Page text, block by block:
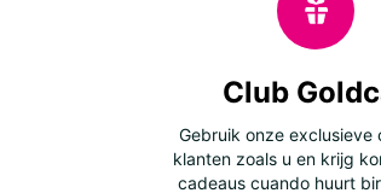
Club
Gebruik onze exclusieve
klanten zoals u en krijg
cadeaus cuando huurt